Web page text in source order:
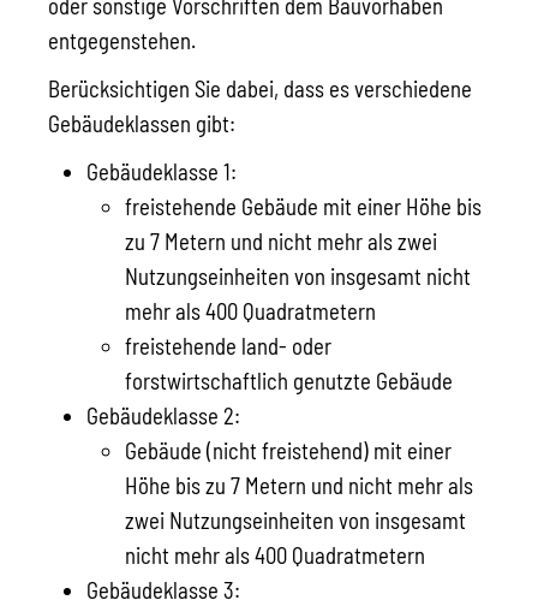
entgegenstehen.
Berücksichtigen Sie dabei, dass es verschiedene
Gebäudeklassen gibt:
Gebäudeklasse 1:
freistehende Gebäude mit einer Höhe bis
zu 7 Metern und nicht mehr als zwei
Nutzungseinheiten von insgesamt nicht
mehr als 400 Quadratmetern
freistehende land- oder
forstwirtschaftlich genutzte Gebäude
Gebäudeklasse 2:
Gebäude (nicht freistehend) mit einer
Höhe bis zu 7 Metern und nicht mehr als
zwei Nutzungseinheiten von insgesamt
nicht mehr als 400 Quadratmetern
Gebäudeklasse 3: